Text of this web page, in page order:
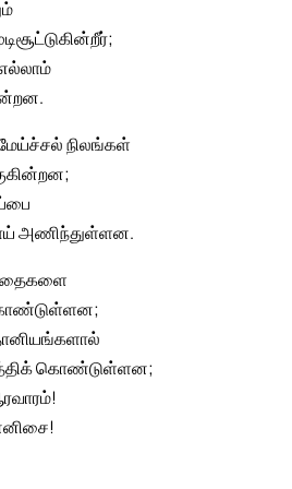
நிலங்கள்
அணிந்துள்ளன.
கொண்டுள்ளன;